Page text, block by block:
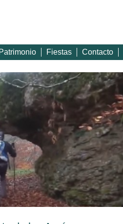
Patrimonio Fiestas Contacto